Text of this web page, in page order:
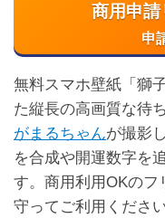
商用申請
申
無料スマホ壁紙「獅
た縦長の高画質な待
がまるちゃんが撮影
を合成や開運数字を
す。商用利用OKのフ
守ってご利用ください